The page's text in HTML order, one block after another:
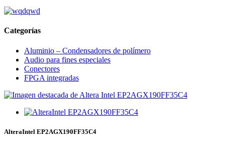
Categorías
Aluminio – Condensadores de polímero
Audio para fines especiales
Conectores
FPGA integradas
AlteraIntel EP2AGX190FF35C4